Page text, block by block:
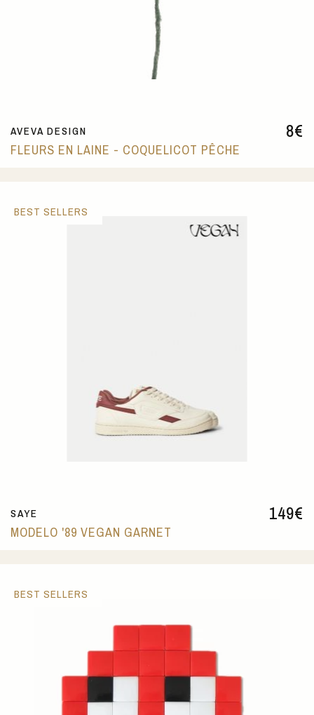
8€
AVEVA DESIGN
FLEURS EN LAINE - COQUELICOT PÊCHE
149€
SAYE
MODELO '89 VEGAN GARNET
BEST SELLERS
BEST SELLERS